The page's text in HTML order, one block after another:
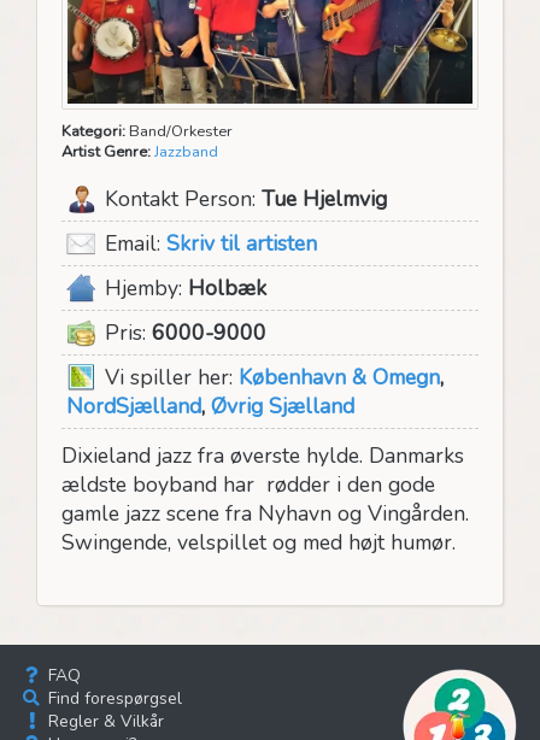
Kategori: Band/Orkester
Artist Genre:Jazzband
Kontakt Person: Tue Hjelmvig
Email: Skriv til artisten
Hjemby: Holbæk
Pris: 6000-9000
Vi spiller her: København & Omegn,
NordSjælland, Øvrig Sjælland
Dixieland jazz fra øverste hylde. Danmarks
ældste boyband har rødder i den gode
gamle jazz scene fra Nyhavn og Vingården.
Swingende, velspillet og med højt humør.
FAQ
Find forespørgsel
Regler & Vilkår